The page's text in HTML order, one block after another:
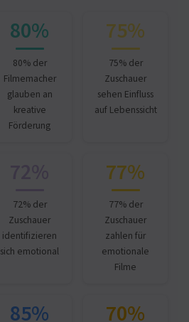
80%
80% der
Filmemacher
glauben an
kreative
Förderung
75%
75% der
Zuschauer
sehen Einfluss
auf Lebenssicht
72% der
Zuschauer
identifizieren
sich emotional
77%
77% der
Zuschauer
zahlen für
emotionale
Filme
85% 70%